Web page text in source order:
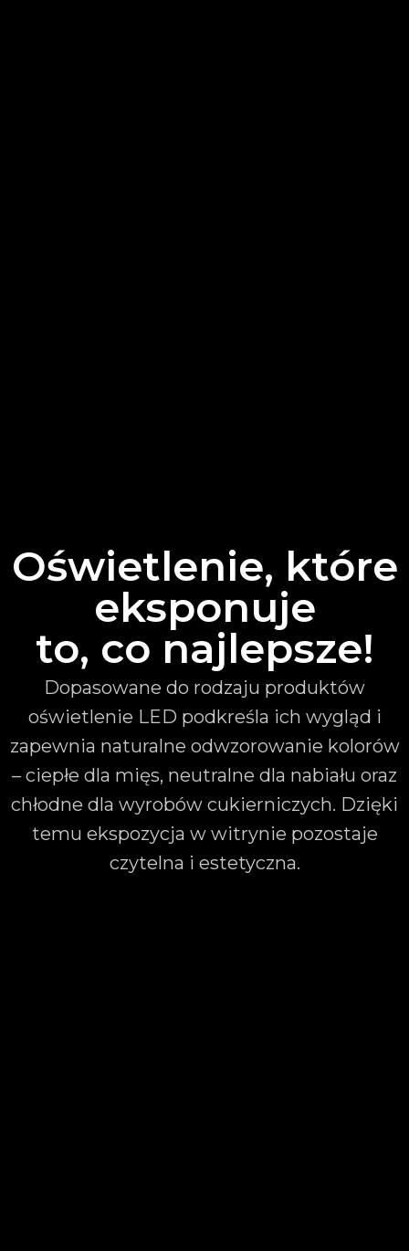
Oświetlenie, które
eksponuje
to, co najlepsze!
Dopasowane do rodzaju produktów
oświetlenie LED podkreśla ich wygląd i
zapewnia naturalne odwzorowanie kolorów
– ciepłe dla mięs, neutralne dla nabiału oraz
chłodne dla wyrobów cukierniczych. Dzięki
temu ekspozycja w witrynie pozostaje
czytelna i estetyczna.